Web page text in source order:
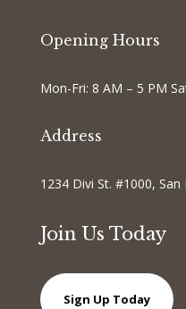
Opening Hours
Mon-Fri: 8 AM – 5 PM
Address
1234 Divi St. #1000, San
Join Us Today
Sign Up Today